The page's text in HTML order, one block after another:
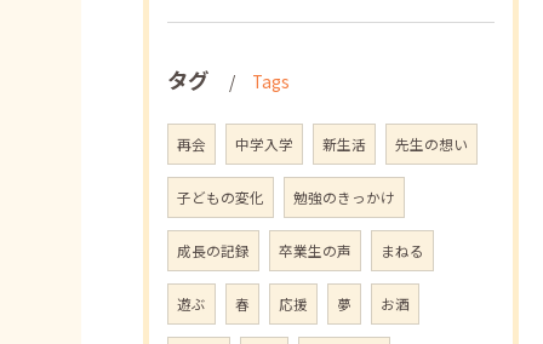
タグ Tags
再会 中学入学 新生活 先生の想い
子どもの変化 勉強のきっかけ
成長の記録 卒業生の声 まねる
遊ぶ 春 応援 夢 お酒